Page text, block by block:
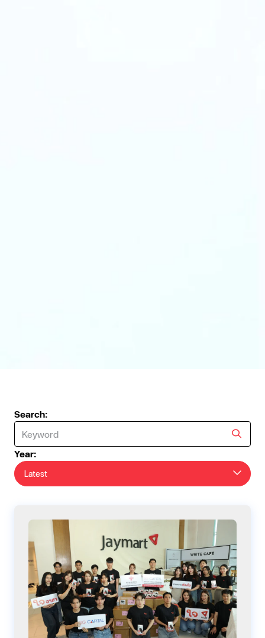
Search:
Year:
Latest